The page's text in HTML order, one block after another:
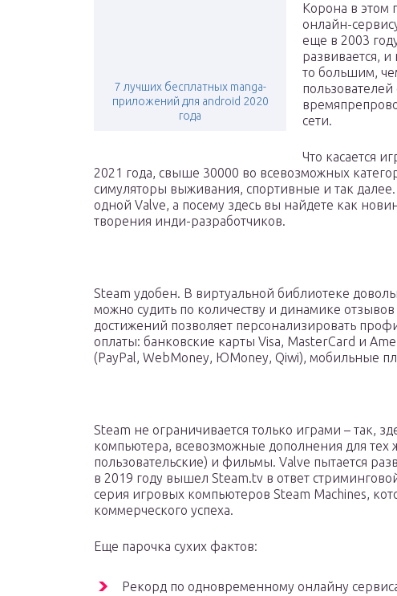
7 лучших бесплатных manga-
приложений для android 2020
года
Корона в этом
онлайн-
еще в 2003
развивается,
то большим,
сети.
Что касается
2021 года, свыше 30000 во всевозможных
симуляторы выживания, спортивные и так
одной Valve, а посему здесь вы найдете как
творения инди-разработчиков.
Steam удобен. В виртуальной библиотеке
можно судить по количеству и динамике
достижений позволяет персонализировать
оплаты: банковские карты Visa, MasterCard и
(PayPal, WebMoney, ЮMoney, Qiwi), мобильные
Steam не ограничивается только играми – так,
компьютера, всевозможные дополнения для
пользовательские) и фильмы. Valve пытается
в 2019 году вышел Steam.tv в ответ
серия игровых компьютеров Steam Machines,
коммерческого успеха.
Еще парочка сухих фактов:
Рекорд по одновременному онлайну